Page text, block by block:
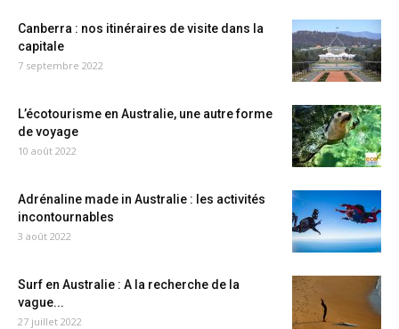
Canberra : nos itinéraires de visite dans la
capitale
7 septembre 2022
L’écotourisme en Australie, une autre forme
de voyage
10 août 2022
Adrénaline made in Australie : les activités
incontournables
3 août 2022
Surf en Australie : A la recherche de la
vague...
27 juillet 2022